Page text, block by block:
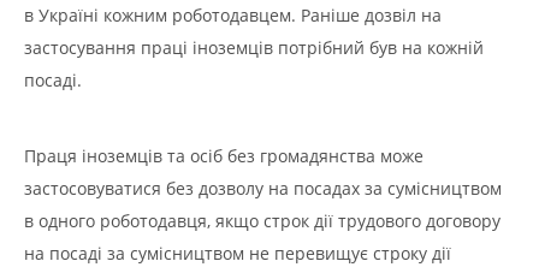
в Україні кожним роботодавцем. Раніше дозвіл на
застосування праці іноземців потрібний був на кожній
посаді.
Праця іноземців та осіб без громадянства може
застосовуватися без дозволу на посадах за сумісництвом
в одного роботодавця, якщо строк дії трудового договору
на посаді за сумісництвом не перевищує строку дії